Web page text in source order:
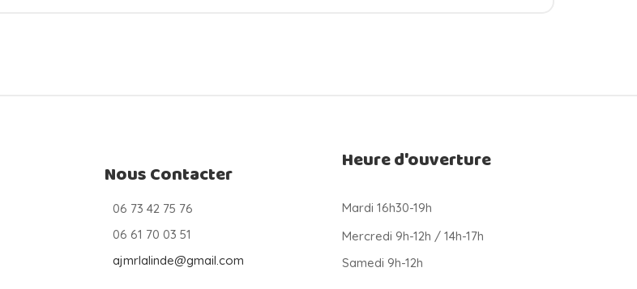
Nous Contacter
06 73 42 75 76
06 61 70 03 51
ajmrlalinde@gmail.com
Heure d'ouverture
Mardi 16h30-19h
Mercredi 9h-12h / 14h-17h
Samedi 9h-12h